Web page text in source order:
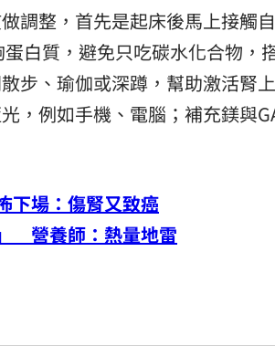
調整，首先是起床後馬上接觸
白質，避免只吃碳水化合物，
步、瑜伽或深蹲，幫助激活腎
，例如手機、電腦；補充鎂與
下場：傷腎又致癌
營養師：熱量地雷